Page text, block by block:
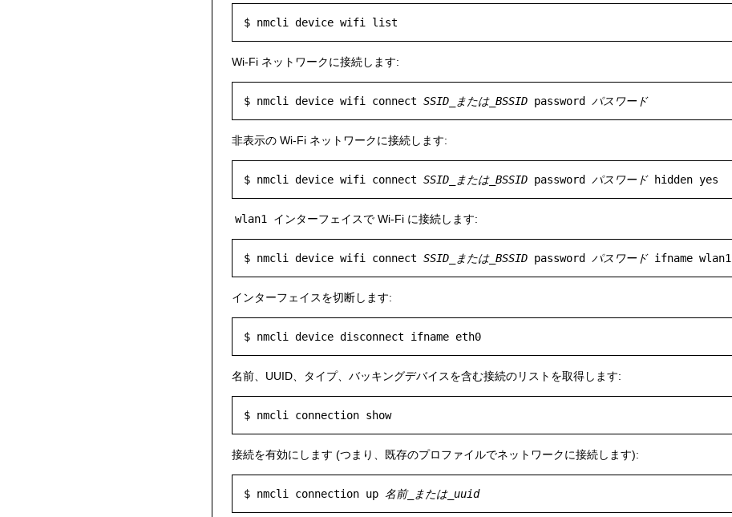
Wi-Fi ネットワークに接続します:
$ nmcli device wifi connect SSID_または_BSSID password パスワード
非表示の Wi-Fi ネットワークに接続します:
$ nmcli device wifi connect SSID_または_BSSID password パスワード
wlan1 インターフェイスで Wi-Fi に接続します:
$ nmcli device wifi connect SSID_または_BSSID password パスワード ifname wlan1
インターフェイスを切断します:
名前、UUID、タイプ、バッキングデバイスを含む接続のリストを取得します:
接続を有効にします (つまり、既存のプロファイルでネットワークに接続します):
$ nmcli connection up 名前_または_uuid